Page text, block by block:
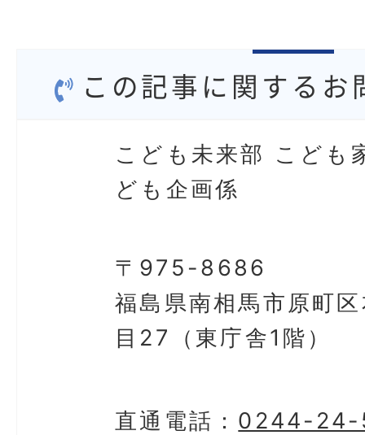
この記事に関するお
こども未来部 こども
ども企画係
〒975-8686
福島県南相馬市原町
目27（東庁舎1階）
直通電話： 0244-